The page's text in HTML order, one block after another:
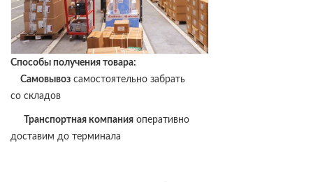
Способы получения товара:
Самовывоз самостоятельно забрать
со складов
Транспортная компания оперативно
доставим до терминала